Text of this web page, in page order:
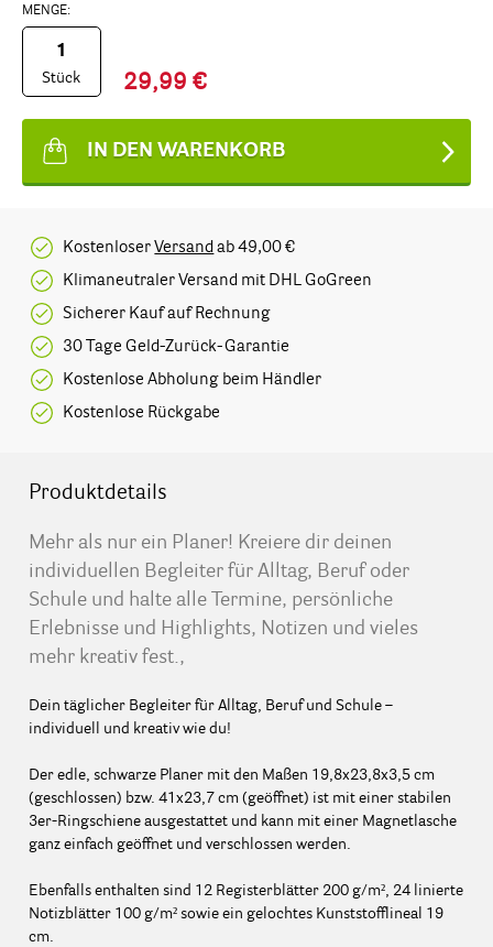
IN DEN WARENKORB
MENGE:
Stück 29,99 €
KostenloserVersand ab 49,00 €
Klimaneutraler Versand mit DHL GoGreen
Sicherer Kauf auf Rechnung
30 Tage Geld-Zurück-Garantie
Kostenlose Abholung beim Händler
Kostenlose Rückgabe
Produktdetails
Mehr als nur ein Planer! Kreiere dir deinen
individuellen Begleiter für Alltag, Beruf oder
Schule und halte alle Termine, persönliche
Erlebnisse und Highlights, Notizen und vieles
mehr kreativ fest.,
Dein täglicher Begleiter für Alltag, Beruf und Schule –
individuell und kreativ wie du!
Der edle, schwarze Planer mit den Maßen 19,8x23,8x3,5 cm
(geschlossen) bzw. 41x23,7 cm (geöffnet) ist mit einer stabilen
3er-Ringschiene ausgestattet und kann mit einer Magnetlasche
ganz einfach geöffnet und verschlossen werden.
Ebenfalls enthalten sind 12 Registerblätter 200 g/m², 24 linierte
Notizblätter 100 g/m² sowie ein gelochtes Kunststofflineal 19
cm.